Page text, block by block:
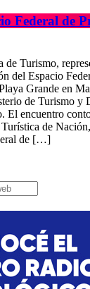
Federal de
de Turismo,
del Espacio
Grande en
de Turismo y
El encuentro
de
de […]